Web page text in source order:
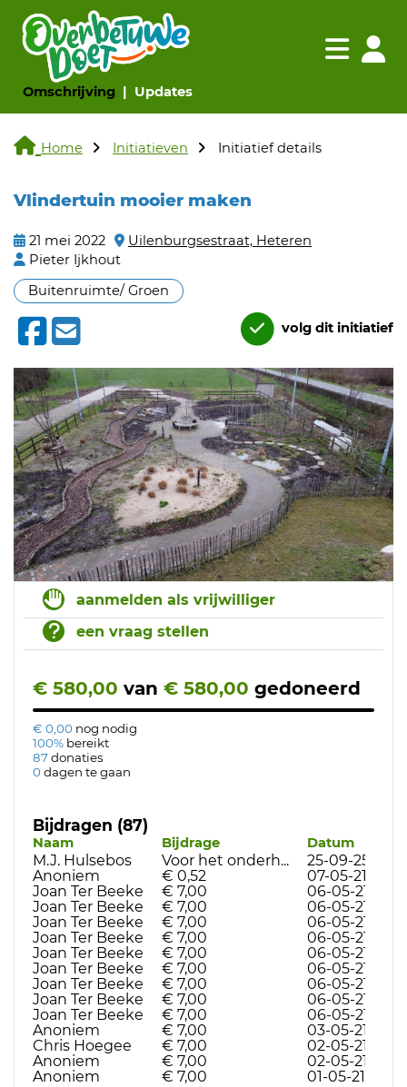
Omschrijving(huidige pagina)
Updates(huidige pagina)
Navigatie
Home Initiatieven Initiatief details
Vlindertuin mooier maken
21 mei 2022
Uilenburgsestraat, Heteren
Pieter Ijkhout
Buitenruimte/ Groen
volg dit initiatief
aanmelden als vrijwilliger
een vraag stellen
€ 580,00 van € 580,00 gedoneerd
€ 0,00 nog nodig
100% bereikt
87donaties
0dagen te gaan
Bijdragen (87)
Naam Bijdrage Datum
M.J. Hulsebos Voor het onderh...
25-09-25
Anoniem
€ 0,52
07-05-21
Joan Ter Beeke
€ 7,00
06-05-21
Joan Ter Beeke
€ 7,00
06-05-21
Joan Ter Beeke
€ 7,00
06-05-21
Joan Ter Beeke
€ 7,00
06-05-21
Joan Ter Beeke
€ 7,00
06-05-21
Joan Ter Beeke
€ 7,00
06-05-21
Joan Ter Beeke
€ 7,00
06-05-21
Joan Ter Beeke
€ 7,00
06-05-21
Joan Ter Beeke
€ 7,00
06-05-21
Anoniem
€ 7,00
03-05-21
Chris Hoegee
€ 7,00
02-05-21
Anoniem
€ 7,00
02-05-21
Anoniem
€ 7,00 01-05-21